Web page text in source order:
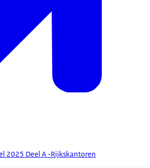
2025 Deel A -Rijkskantoren